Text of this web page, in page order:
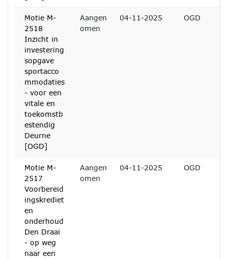
Motie M-
2518
Inzicht in
investering
sopgave
sportacco
mmodaties
- voor een
vitale en
toekomstb
estendig
Deurne
[OGD]
Aangen
omen
04-11-2025 OGD
Motie M-
2517
Voorbereid
ingskrediet
en
onderhoud
Den Draai
- op weg
naar een
Aangen
omen
04-11-2025 OGD